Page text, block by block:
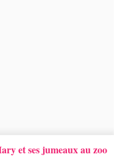
et ses jumeaux au zoo